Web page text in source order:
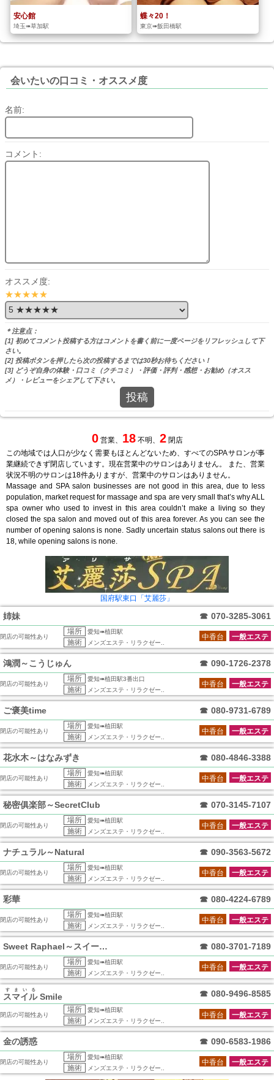
安心館
埼玉➠草加駅
蝶々20！
東京➠飯田橋駅
会いたいの口コミ・オススメ度
名前:
コメント:
オススメ度:
★★★★★
＊注意点：
[1] 初めてコメント投稿する方はコメントを書く前に一度ページをリフレッシュして下
さい。
[2] 投稿ボタンを押したら次の投稿するまでは30秒お待ちください！
[3] どうぞ自身の体験・口コミ（クチコミ）・評価・評判・感想・お勧め（オスス
メ）・レビューをシェアして下さい。
投稿
0営業、 18不明、 2閉店
この地域では人口が少なく需要もほとんどないため、すべてのSPAサロンが事
業継続できず閉店しています。現在営業中のサロンはありません。 また、営業
状況不明のサロンは18件ありますが、営業中のサロンはありません。
Massage and SPA salon businesses are not good in this area, due to less
population, market request for massage and spa are very small that’s why ALL
spa owner who used to invest in this area couldn’t make a living so they
closed the spa salon and moved out of this area forever. As you can see the
number of opening salons is none. Sadly uncertain status salons out there is
18, while opening salons is none.
国府駅東口「艾麗莎」
姉妹 ☎ 070-3285-3061
閉店の可能性あり
場所 愛知➠植田駅
施術 メンズエステ・リラクゼー..
一般エステ
中香台
鴻潤～こうじゅん ☎ 090-1726-2378
閉店の可能性あり
場所 愛知➠植田駅3番出口
施術 メンズエステ・リラクゼー..
一般エステ
中香台
ご褒美time ☎ 080-9731-6789
閉店の可能性あり
場所 愛知➠植田駅
施術 メンズエステ・リラクゼー..
一般エステ
中香台
花水木～はなみずき ☎ 080-4846-3388
閉店の可能性あり
場所 愛知➠植田駅
施術 メンズエステ・リラクゼー..
一般エステ
中香台
秘密俱楽部～SecretClub ☎ 070-3145-7107
閉店の可能性あり
場所 愛知➠植田駅
施術 メンズエステ・リラクゼー..
一般エステ
中香台
ナチュラル～Natural ☎ 090-3563-5672
閉店の可能性あり
場所 愛知➠植田駅
施術 メンズエステ・リラクゼー..
一般エステ
中香台
彩華 ☎ 080-4224-6789
閉店の可能性あり
場所 愛知➠植田駅
施術 メンズエステ・リラクゼー..
一般エステ
中香台
Sweet Raphael～スイートラフ ☎ 080-3701-7189
閉店の可能性あり
場所 愛知➠植田駅
施術 メンズエステ・リラクゼー..
一般エステ
中香台
スマイル
すまいる
Smile ☎ 080-9496-8585
閉店の可能性あり
場所 愛知➠植田駅
施術 メンズエステ・リラクゼー..
一般エステ
中香台
金の誘惑 ☎ 090-6583-1986
閉店の可能性あり
場所 愛知➠植田駅
施術 メンズエステ・リラクゼー..
一般エステ
中香台